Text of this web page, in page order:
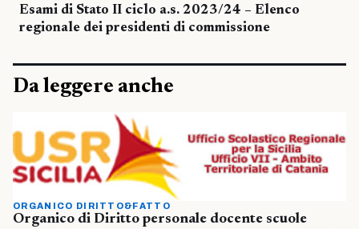
Esami di Stato II ciclo a.s. 2023/24 – Elenco
regionale dei presidenti di commissione
Da leggere anche
ORGANICO DIRITTO&FATTO
Organico di Diritto personale docente scuole